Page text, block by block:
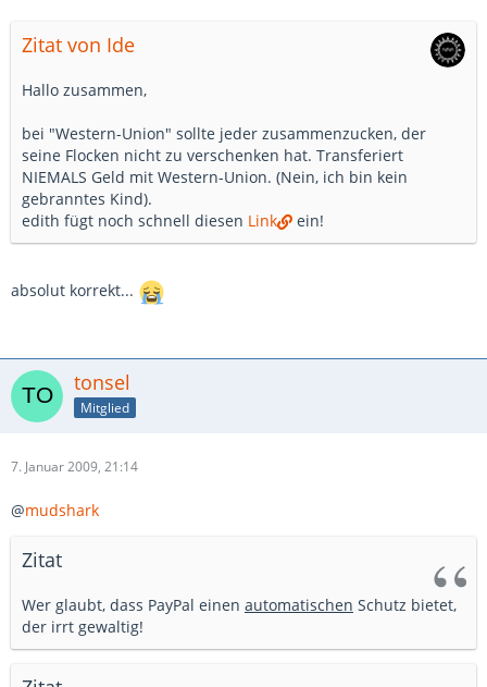
Zitat von Ide
Hallo zusammen,
bei "Western-Union" sollte jeder zusammenzucken, der
seine Flocken nicht zu verschenken hat. Transferiert
NIEMALS Geld mit Western-Union. (Nein, ich bin kein
gebranntes Kind).
edith fügt noch schnell diesen Link ein!
absolut korrekt...
tonsel
Mitglied
7. Januar 2009, 21:14
@mudshark
Zitat
Wer glaubt, dass PayPal einen automatischen Schutz bietet,
der irrt gewaltig!